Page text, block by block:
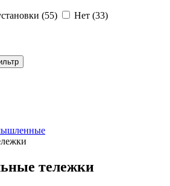
(55) Нет (33)
тележки